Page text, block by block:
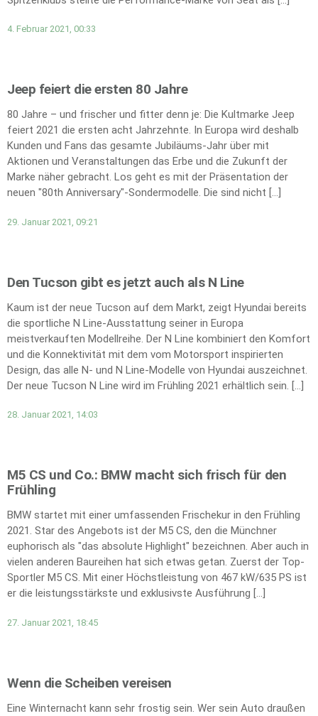
4. Februar 2021, 00:33
Jeep feiert die ersten 80 Jahre
80 Jahre – und frischer und fitter denn je: Die Kultmarke Jeep
feiert 2021 die ersten acht Jahrzehnte. In Europa wird deshalb
Kunden und Fans das gesamte Jubiläums-Jahr über mit
Aktionen und Veranstaltungen das Erbe und die Zukunft der
Marke näher gebracht. Los geht es mit der Präsentation der
neuen "80th Anniversary"-Sondermodelle. Die sind nicht […]
29. Januar 2021, 09:21
Den Tucson gibt es jetzt auch als N Line
Kaum ist der neue Tucson auf dem Markt, zeigt Hyundai bereits
die sportliche N Line-Ausstattung seiner in Europa
meistverkauften Modellreihe. Der N Line kombiniert den Komfort
und die Konnektivität mit dem vom Motorsport inspirierten
Design, das alle N- und N Line-Modelle von Hyundai auszeichnet.
Der neue Tucson N Line wird im Frühling 2021 erhältlich sein. […]
28. Januar 2021, 14:03
M5 CS und Co.: BMW macht sich frisch für den
Frühling
BMW startet mit einer umfassenden Frischekur in den Frühling
2021. Star des Angebots ist der M5 CS, den die Münchner
euphorisch als "das absolute Highlight" bezeichnen. Aber auch in
vielen anderen Baureihen hat sich etwas getan. Zuerst der Top-
Sportler M5 CS. Mit einer Höchstleistung von 467 kW/635 PS ist
er die leistungsstärkste und exklusivste Ausführung […]
27. Januar 2021, 18:45
Wenn die Scheiben vereisen
Eine Winternacht kann sehr frostig sein. Wer sein Auto draußen